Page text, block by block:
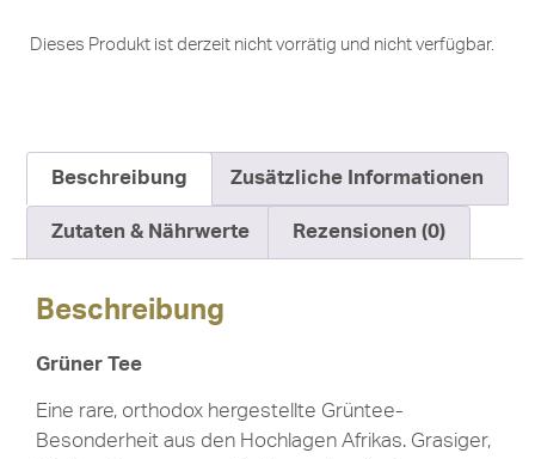
Dieses Produkt ist derzeit nicht vorrätig und nicht verfügbar.
Beschreibung Zusätzliche Informationen
Zutaten & Nährwerte Rezensionen (0)
Beschreibung
Grüner Tee
Eine rare, orthodox hergestellte Grüntee-
Besonderheit aus den Hochlagen Afrikas. Grasiger,